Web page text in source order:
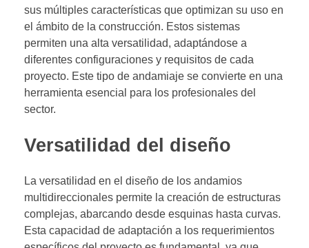
sus múltiples características que optimizan su uso en
el ámbito de la construcción. Estos sistemas
permiten una alta versatilidad, adaptándose a
diferentes configuraciones y requisitos de cada
proyecto. Este tipo de andamiaje se convierte en una
herramienta esencial para los profesionales del
sector.
Versatilidad del diseño
La versatilidad en el diseño de los andamios
multidireccionales permite la creación de estructuras
complejas, abarcando desde esquinas hasta curvas.
Esta capacidad de adaptación a los requerimientos